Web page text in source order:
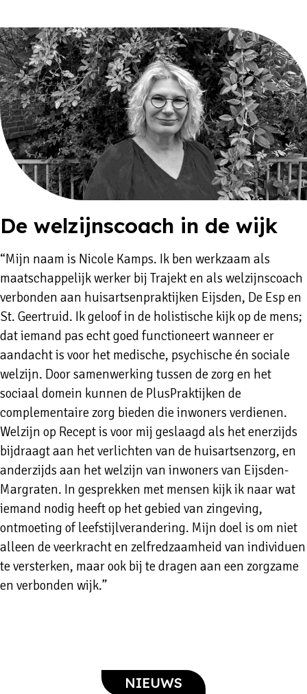
De welzijnscoach in de wijk
“Mijn naam is Nicole Kamps. Ik ben werkzaam als
maatschappelijk werker bij Trajekt en als welzijnscoach
verbonden aan huisartsenpraktijken Eijsden, De Esp en
St. Geertruid. Ik geloof in de holistische kijk op de mens;
dat iemand pas echt goed functioneert wanneer er
aandacht is voor het medische, psychische én sociale
welzijn. Door samenwerking tussen de zorg en het
sociaal domein kunnen de PlusPraktijken de
complementaire zorg bieden die inwoners verdienen.
Welzijn op Recept is voor mij geslaagd als het enerzijds
bijdraagt aan het verlichten van de huisartsenzorg, en
anderzijds aan het welzijn van inwoners van Eijsden-
Margraten. In gesprekken met mensen kijk ik naar wat
iemand nodig heeft op het gebied van zingeving,
ontmoeting of leefstijlverandering. Mijn doel is om niet
alleen de veerkracht en zelfredzaamheid van individuen
te versterken, maar ook bij te dragen aan een zorgzame
en verbonden wijk.”
NIEUWS